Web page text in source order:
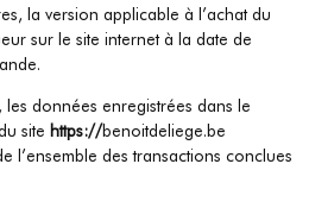
la version applicable à l’achat du
sur le site internet à la date de
données enregistrées dans le
site https://benoitdeliege.be
l’ensemble des transactions conclues